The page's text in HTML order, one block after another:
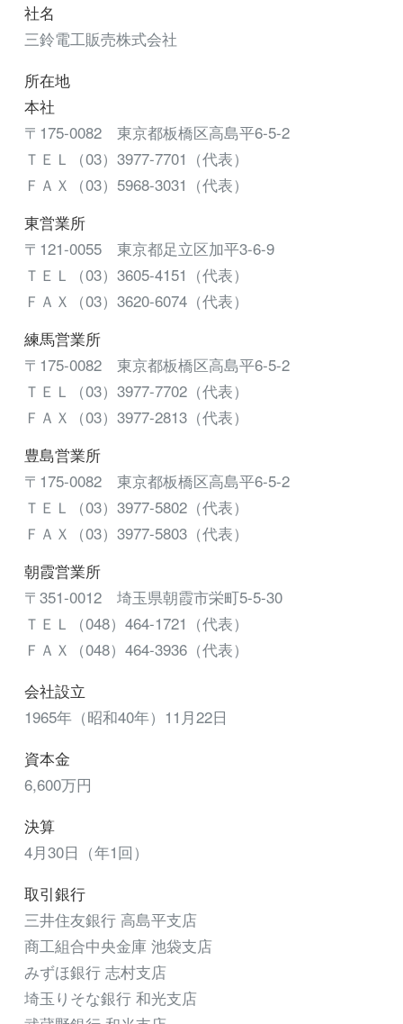
社名
三鈴電工販売株式会社
所在地
本社
〒175-0082 東京都板橋区高島平6-5-2
ＴＥＬ（03）3977-7701（代表）
ＦＡＸ（03）5968-3031（代表）
東営業所
〒121-0055 東京都足立区加平3-6-9
ＴＥＬ（03）3605-4151（代表）
ＦＡＸ（03）3620-6074（代表）
練馬営業所
〒175-0082 東京都板橋区高島平6-5-2
ＴＥＬ（03）3977-7702（代表）
ＦＡＸ（03）3977-2813（代表）
豊島営業所
〒175-0082 東京都板橋区高島平6-5-2
ＴＥＬ（03）3977-5802（代表）
ＦＡＸ（03）3977-5803（代表）
朝霞営業所
〒351-0012 埼玉県朝霞市栄町5-5-30
ＴＥＬ（048）464-1721（代表）
ＦＡＸ（048）464-3936（代表）
会社設立
1965年（昭和40年）11月22日
資本金
6,600万円
決算
4月30日（年1回）
取引銀行
三井住友銀行 高島平支店
商工組合中央金庫 池袋支店
みずほ銀行 志村支店
埼玉りそな銀行 和光支店